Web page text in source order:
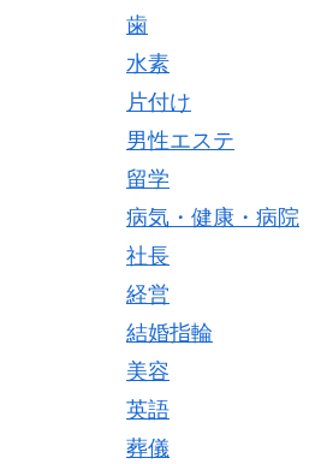
歯
水素
片付け
男性エステ
留学
病気・健康・病院
社長
経営
結婚指輪
美容
英語
葬儀